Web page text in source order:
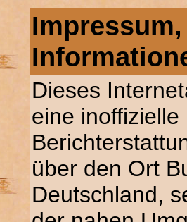
Dieses
eine
über den Ort
Deutschland,